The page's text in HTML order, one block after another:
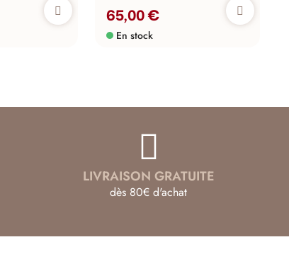
65,00 €
En stock
LIVRAISON GRATUITE
dès 80€ d'achat